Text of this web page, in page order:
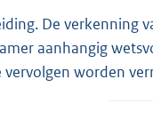
De
aanhangig
worden